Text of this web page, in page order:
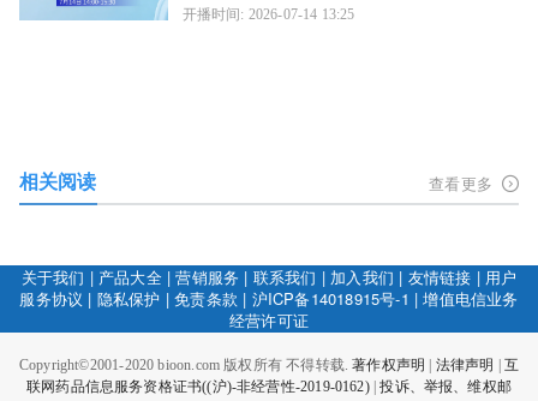
开播时间: 2026-07-14 13:25
相关阅读 查看更多
关于我们 | 产品大全|营销服务 | 联系我们 | 加入我们 | 友情链接 | 用户
服务协议 | 隐私保护 |免责条款 | 沪ICP备14018915号-1 |增值电信业务
经营许可证
Copyright©2001-2020 bioon.com 版权所有 不得转载.著作权声明 法律声明
互
联网药品信息服务资格证书((沪)-非经营性-2019-0162)|投诉、举报、维权邮